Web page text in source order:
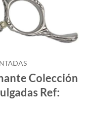
Colección
Ref: